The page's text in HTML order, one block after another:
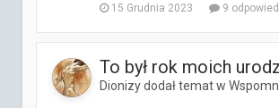
15 Grudnia 2023 9
To był rok moich
Dionizy dodał temat w